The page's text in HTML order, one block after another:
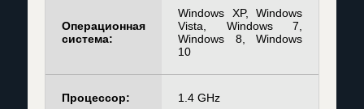
Операционная
система:
Windows XP, Windows
Vista, Windows 7,
Windows 8, Windows
10
Процессор: 1.4 GHz